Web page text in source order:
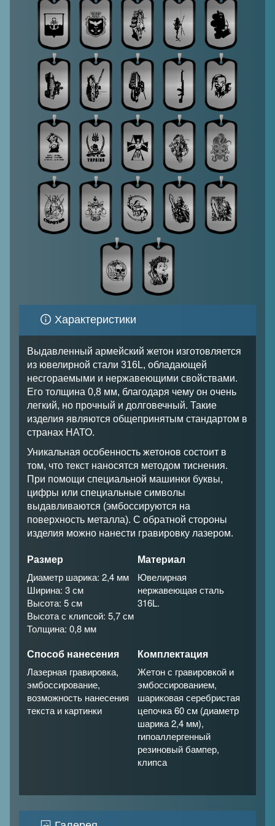
Характеристики
Выдавленный армейский жетон изготовляется
из ювелирной стали 316L, обладающей
несгораемыми и нержавеющими свойствами.
Его толщина 0,8 мм, благодаря чему он очень
легкий, но прочный и долговечный. Такие
изделия являются общепринятым стандартом в
странах НАТО.
Уникальная особенность жетонов состоит в
том, что текст наносятся методом тиснения.
При помощи специальной машинки буквы,
цифры или специальные символы
выдавливаются (эмбоссируются на
поверхность металла). С обратной стороны
изделия можно нанести гравировку лазером.
Размер
Диаметр шарика: 2,4 мм
Ширина: 3 см
Высота: 5 см
Высота с клипсой: 5,7 см
Толщина: 0,8 мм
Материал
Ювелирная
нержавеющая сталь
316L.
Способ нанесения
Лазерная гравировка,
эмбоссирование,
возможность нанесения
текста и картинки
Комплектация
Жетон с гравировкой и
эмбоссированием,
шариковая серебристая
цепочка 60 см (диаметр
шарика 2,4 мм),
гипоаллергенный
резиновый бампер,
клипса